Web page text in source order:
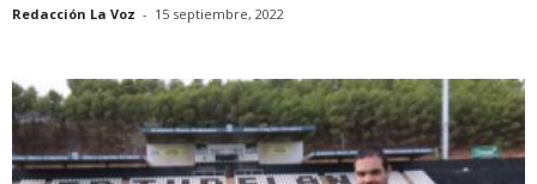
Redacción La Voz - 15 septiembre, 2022